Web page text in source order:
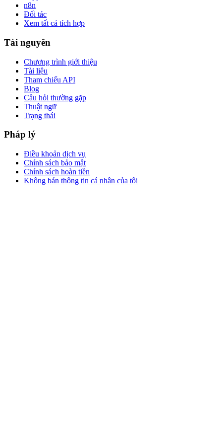
n8n
Đối tác
Xem tất cả tích hợp
Tài nguyên
Chương trình giới thiệu
Tài liệu
Tham chiếu API
Blog
Câu hỏi thường gặp
Thuật ngữ
Trạng thái
Pháp lý
Điều khoản dịch vụ
Chính sách bảo mật
Chính sách hoàn tiền
Không bán thông tin cá nhân của tôi